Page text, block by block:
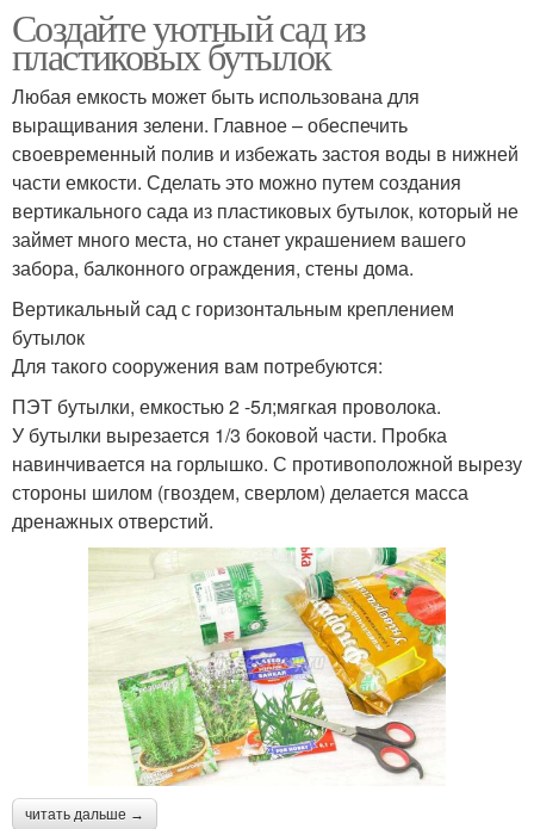
Создайте уютный сад из
пластиковых бутылок
Любая емкость может быть использована для
выращивания зелени. Главное – обеспечить
своевременный полив и избежать застоя воды в нижней
части емкости. Сделать это можно путем создания
вертикального сада из пластиковых бутылок, который не
займет много места, но станет украшением вашего
забора, балконного ограждения, стены дома.
Вертикальный сад с горизонтальным креплением
бутылок
Для такого сооружения вам потребуются:
ПЭТ бутылки, емкостью 2 -5л;мягкая проволока.
У бутылки вырезается 1/3 боковой части. Пробка
навинчивается на горлышко. С противоположной вырезу
стороны шилом (гвоздем, сверлом) делается масса
дренажных отверстий.
читать дальше →